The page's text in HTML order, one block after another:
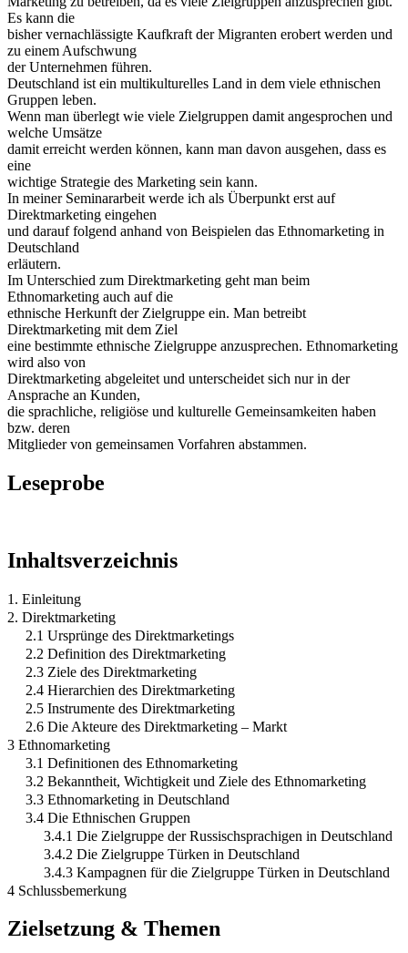
Es kann die
bisher vernachlässigte Kaufkraft der Migranten erobert werden und
zu einem Aufschwung
der Unternehmen führen.
Deutschland ist ein multikulturelles Land in dem viele ethnischen
Gruppen leben.
Wenn man überlegt wie viele Zielgruppen damit angesprochen und
welche Umsätze
damit erreicht werden können, kann man davon ausgehen, dass es
eine
wichtige Strategie des Marketing sein kann.
In meiner Seminararbeit werde ich als Überpunkt erst auf
Direktmarketing eingehen
und darauf folgend anhand von Beispielen das Ethnomarketing in
Deutschland
erläutern.
Im Unterschied zum Direktmarketing geht man beim
Ethnomarketing auch auf die
ethnische Herkunft der Zielgruppe ein. Man betreibt
Direktmarketing mit dem Ziel
eine bestimmte ethnische Zielgruppe anzusprechen. Ethnomarketing
wird also von
Direktmarketing abgeleitet und unterscheidet sich nur in der
Ansprache an Kunden,
die sprachliche, religiöse und kulturelle Gemeinsamkeiten haben
bzw. deren
Mitglieder von gemeinsamen Vorfahren abstammen.
Leseprobe
Inhaltsverzeichnis
1. Einleitung
2. Direktmarketing
2.1 Ursprünge des Direktmarketings
2.2 Definition des Direktmarketing
2.3 Ziele des Direktmarketing
2.4 Hierarchien des Direktmarketing
2.5 Instrumente des Direktmarketing
2.6 Die Akteure des Direktmarketing – Markt
3 Ethnomarketing
3.1 Definitionen des Ethnomarketing
3.2 Bekanntheit, Wichtigkeit und Ziele des Ethnomarketing
3.3 Ethnomarketing in Deutschland
3.4 Die Ethnischen Gruppen
3.4.1 Die Zielgruppe der Russischsprachigen in Deutschland
3.4.2 Die Zielgruppe Türken in Deutschland
3.4.3 Kampagnen für die Zielgruppe Türken in Deutschland
4 Schlussbemerkung
Zielsetzung & Themen